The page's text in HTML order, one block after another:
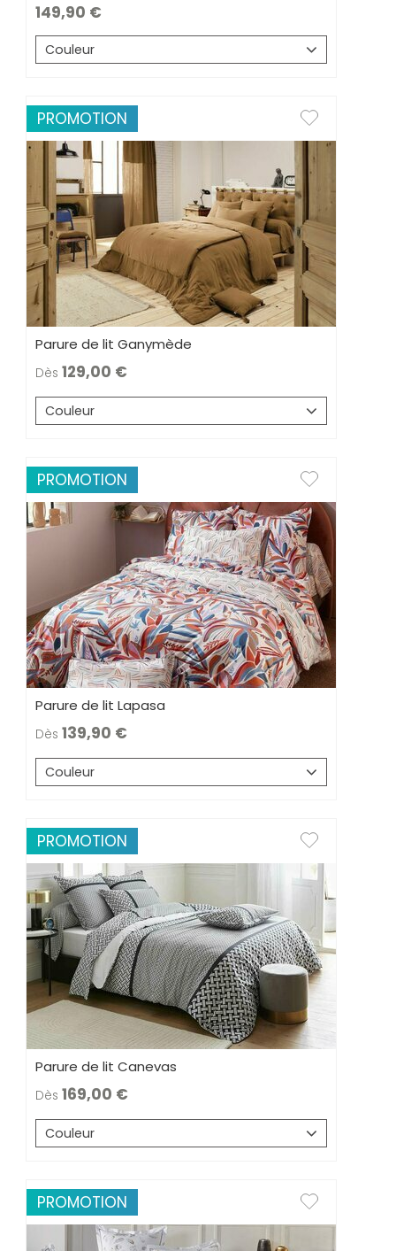
149,90
Couleur
PROMOTION
Parure de lit Ganymède
Dès 129,00
Couleur
PROMOTION
Parure de lit Lapasa
Dès 139,90
Couleur
PROMOTION
Parure de lit Canevas
Dès 169,00
Couleur
PROMOTION